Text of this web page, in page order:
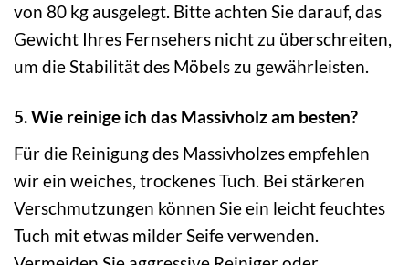
von 80 kg ausgelegt. Bitte achten Sie darauf, das
Gewicht Ihres Fernsehers nicht zu überschreiten,
um die Stabilität des Möbels zu gewährleisten.
5. Wie reinige ich das Massivholz am besten?
Für die Reinigung des Massivholzes empfehlen
wir ein weiches, trockenes Tuch. Bei stärkeren
Verschmutzungen können Sie ein leicht feuchtes
Tuch mit etwas milder Seife verwenden.